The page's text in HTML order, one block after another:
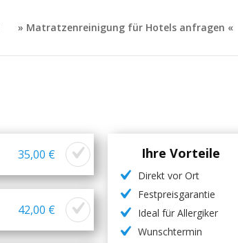
» Matratzenreinigung für Hotels anfragen «
35,00 €
42,00 €
Ihre Vorteile
Direkt vor Ort
Festpreisgarantie
Ideal für Allergiker
Wunschtermin